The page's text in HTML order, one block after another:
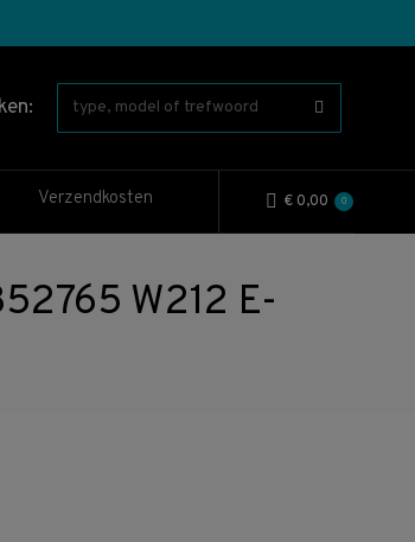
Verzendkosten € 0,00 0
W212 E-